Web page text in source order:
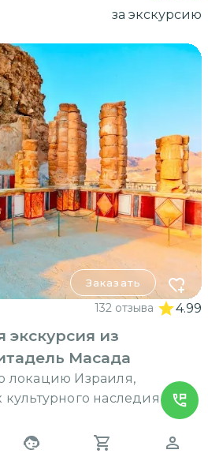
за экскурсию
Заказать
132 отзыва 4.99
из
Масада
локацию Израиля,
наследия
720